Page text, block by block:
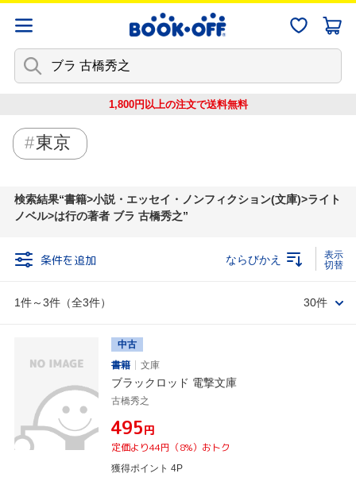
1,800円以上の注文で送料無料
東京
検索結果 書籍>小説・エッセイ・ノンフィクション(文庫)>ライト
ノベル>は行の著者 ブラ 古橋秀之
条件を追加
1件～3件（全3件）
ならびかえ
30件
中古
書籍
文庫
ブラックロッド 電撃文庫
古橋秀之
¥495円
定価より44円（8%）おトク
獲得ポイント 4P